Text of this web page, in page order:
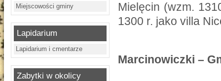
Miejscowości gminy
Lapidarium
Lapidarium i cmentarze
Zabytki w okolicy
Mielęcin (wzm.
1300 r. jako villa
Marcinowiczki –